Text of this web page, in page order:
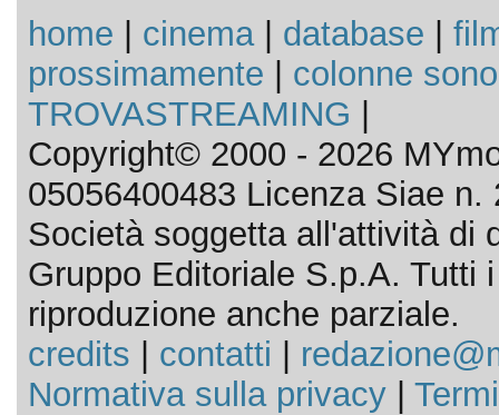
home cinema| database
prossimamente
colonne
TROVASTREAMING
Copyright© 2000 - 2026
05056400483 Licenza Siae n.
Società soggetta all'attività di
Gruppo Editoriale S.p.A. Tutti
riproduzione anche parziale.
credits
contatti
Normativa sulla privacy|